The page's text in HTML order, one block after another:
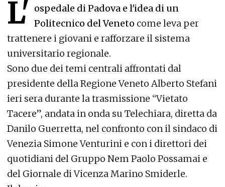
L' ospedale di Padova e l'idea di un
Politecnico del Veneto come leva per
trattenere i giovani e rafforzare il sistema
universitario regionale.
Sono due dei temi centrali affrontati dal
presidente della Regione Veneto Alberto Stefani
ieri sera durante la trasmissione “Vietato
Tacere”, andata in onda su Telechiara, diretta da
Danilo Guerretta, nel confronto con il sindaco di
Venezia Simone Venturini e con i direttori dei
quotidiani del Gruppo Nem Paolo Possamai e
del Giornale di Vicenza Marino Smiderle.